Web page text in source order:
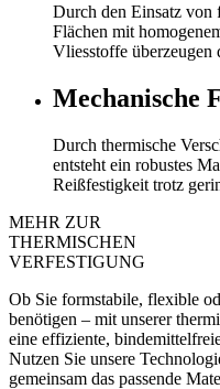
Durch den Einsatz von
Flächen mit
Vliesstoffe überzeugen
Mechanische
Durch thermische
entsteht ein robustes
Reißfestigkeit trotz
MEHR ZUR
THERMISCHEN
VERFESTIGUNG
Ob Sie formstabile, flexible
benötigen – mit unserer
eine effiziente,
Nutzen Sie unsere
gemeinsam das passende